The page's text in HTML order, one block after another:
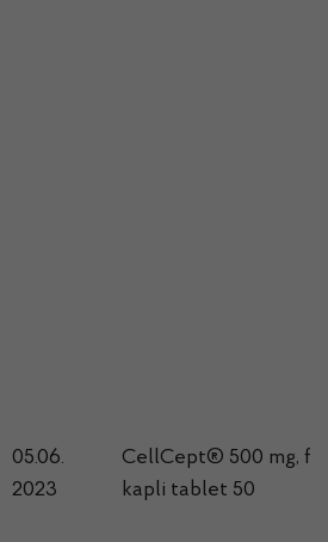
05.06.
2023
CellCept® 500 mg,
kapli tablet 50